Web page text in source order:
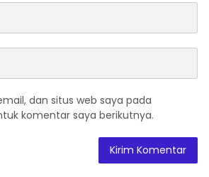
dan situs web saya pada
komentar saya berikutnya.